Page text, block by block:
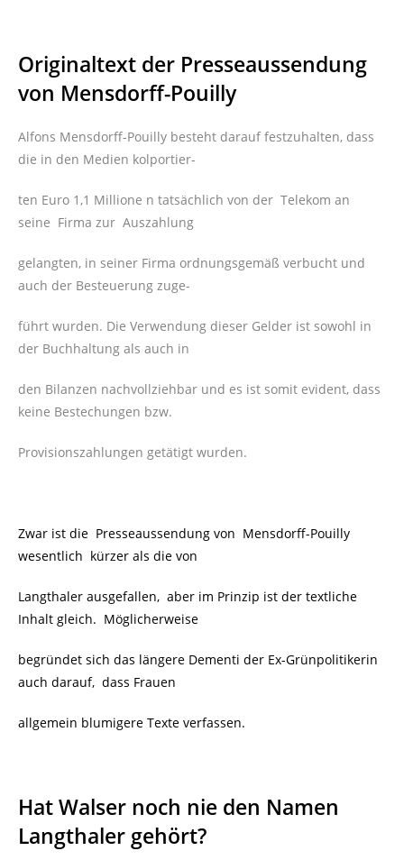
Originaltext der Presseaussendung
von Mensdorff-Pouilly
Alfons Mensdorff-Pouilly besteht darauf festzuhalten, dass
die in den Medien kolportier-
ten Euro 1,1 Millione n tatsächlich von der Telekom an
seine Firma zur Auszahlung
gelangten, in seiner Firma ordnungsgemäß verbucht und
auch der Besteuerung zuge-
führt wurden. Die Verwendung dieser Gelder ist sowohl in
der Buchhaltung als auch in
den Bilanzen nachvollziehbar und es ist somit evident, dass
keine Bestechungen bzw.
Provisionszahlungen getätigt wurden.
Zwar ist die Presseaussendung von Mensdorff-Pouilly
wesentlich kürzer als die von
Langthaler ausgefallen, aber im Prinzip ist der textliche
Inhalt gleich. Möglicherweise
begründet sich das längere Dementi der Ex-Grünpolitikerin
auch darauf, dass Frauen
allgemein blumigere Texte verfassen.
Hat Walser noch nie den Namen
Langthaler gehört?